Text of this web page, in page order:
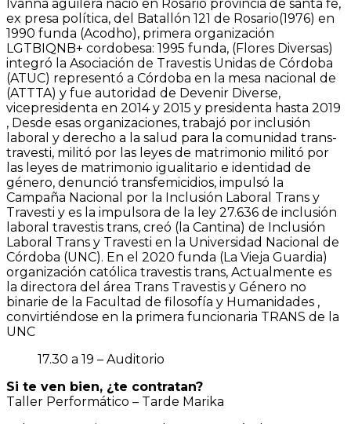
Ivanna aguilera nació en Rosario provincia de santa fe,
ex presa política, del Batallón 121 de Rosario(1976) en
1990 funda (Acodho), primera organización
LGTBIQNB+ cordobesa: 1995 funda, (Flores Diversas)
integró la Asociación de Travestis Unidas de Córdoba
(ATUC) representó a Córdoba en la mesa nacional de
(ATTTA) y fue autoridad de Devenir Diverse,
vicepresidenta en 2014 y 2015 y presidenta hasta 2019
, Desde esas organizaciones, trabajó por inclusión
laboral y derecho a la salud para la comunidad trans-
travesti, militó por las leyes de matrimonio militó por
las leyes de matrimonio igualitario e identidad de
género, denunció transfemicidios, impulsó la
Campaña Nacional por la Inclusión Laboral Trans y
Travesti y es la impulsora de la ley 27.636 de inclusión
laboral travestis trans, creó (la Cantina) de Inclusión
Laboral Trans y Travesti en la Universidad Nacional de
Córdoba (UNC). En el 2020 funda (La Vieja Guardia)
organización católica travestis trans, Actualmente es
la directora del área Trans Travestis y Género no
binarie de la Facultad de filosofía y Humanidades ,
convirtiéndose en la primera funcionaria TRANS de la
UNC
17.30 a 19 – Auditorio
Si te ven bien, ¿te contratan?
Taller Performático – Tarde Marika